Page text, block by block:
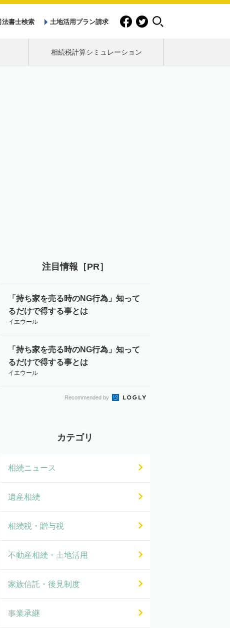
法書士検索 土地活用プラン請求
相続税計算シミュレーション
注目情報［PR］
「持ち家を売る時のNG行為」知って
るだけで得する事とは
イエウール
「持ち家を売る時のNG行為」知って
るだけで得する事とは
イエウール
Recommended by
カテゴリ
相続ニュース
遺産相続
相続税・贈与税
不動産相続・土地活用
家族信託・後見制度
事業承継